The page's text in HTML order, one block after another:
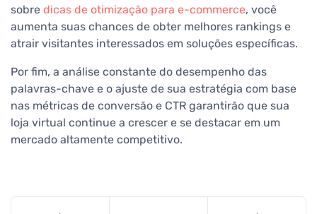
sobre dicas de otimização para e-commerce, você
aumenta suas chances de obter melhores rankings e
atrair visitantes interessados em soluções específicas.
Por fim, a análise constante do desempenho das
palavras-chave e o ajuste de sua estratégia com base
nas métricas de conversão e CTR garantirão que sua
loja virtual continue a crescer e se destacar em um
mercado altamente competitivo.